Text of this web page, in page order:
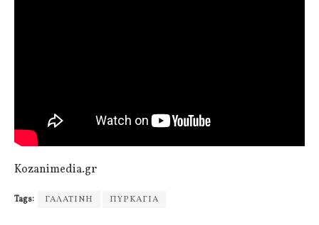
Kozanimedia.gr
Tags: ΓΑΛΑΤΙΝΗ ΠΥΡΚΑΓΙΑ